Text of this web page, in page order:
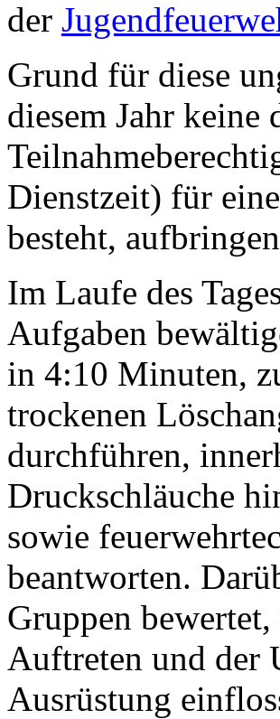
der
Grund für diese
diesem Jahr keine
Dienstzeit) für
besteht,
Im Laufe des
Aufgaben
in 4:10 Minuten,
trockenen
durchführen,
Druckschläuche
sowie
beantworten.
Gruppen
Auftreten und der
Ausrüstung